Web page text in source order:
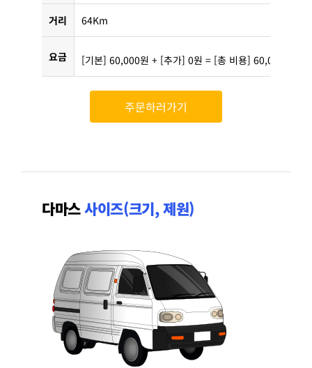
거리 64Km
요금 [기본] 60,000원 + [추가] 0원 = [총 비용] 60,000원
주문하러가기
다마스사이즈(크기, 제원)